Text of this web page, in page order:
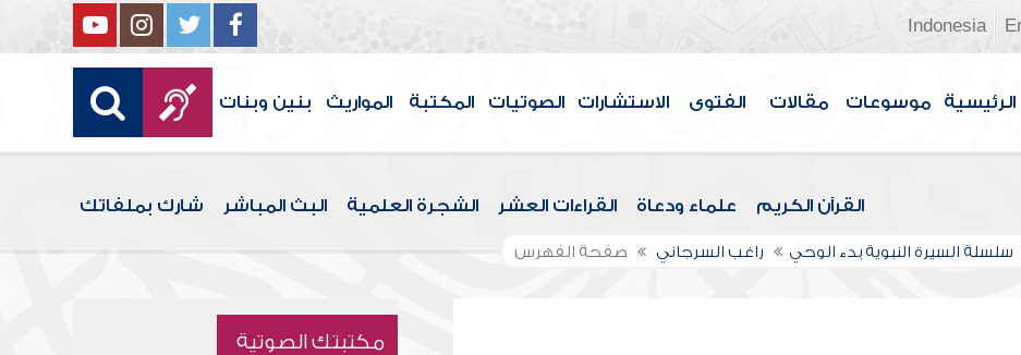
Indonesia
الرئيسية موسوعات مقالات الفتوى الاستشارات الصوتيات المكتبة المواريث بنين وبنات
القرآن الكريم علماء ودعاة القراءات العشر الشجرة العلمية البث المباشر شارك بملفاتك
سلسلة السيرة النبوية بدء الوحي راغب السرجاني صفحة الفهرس
مكتبتك الصوتية